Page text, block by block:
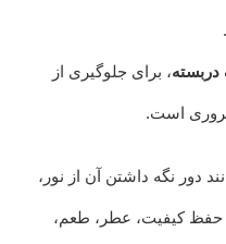
، برای جلوگیری از
است.
دور نگه داشتن آن از نور،
حفظ کیفیت، عطر، طعم،